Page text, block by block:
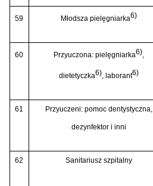
59 Młodsza pielęgniarka6)
60 Przyuczona: pielęgniarka6),
dietetyczka6), laborant6)
61 Przyuczeni: pomoc dentystyczna,
dezynfektor i inni
62 Sanitariusz szpitalny